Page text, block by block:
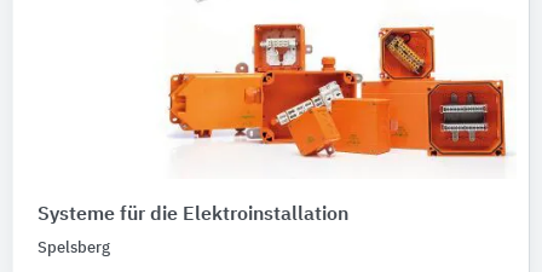
Systeme für die Elektroinstallation
Spelsberg